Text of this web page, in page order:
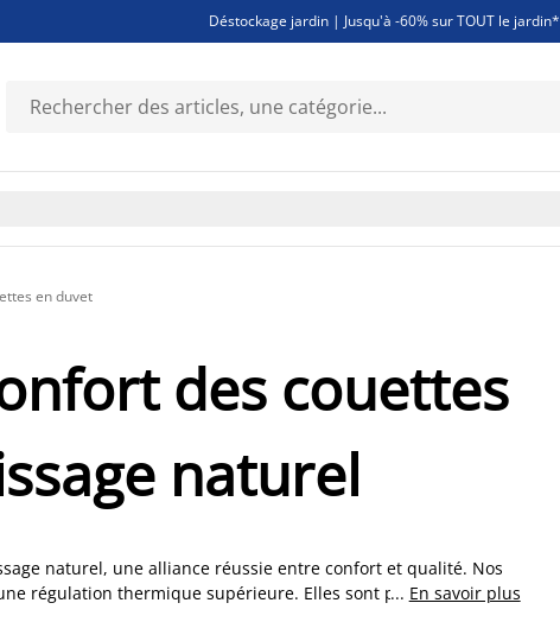
Déstockage jardin | Jusqu'à -60% sur TOUT le jardin*
Découvrez les nouveautés de la collection
en duvet
des couettes
naturel
naturel, une alliance réussie entre confort et qualité. Nos
régulation thermique supérieure. Elles sont parfaitement
... En savoir plus